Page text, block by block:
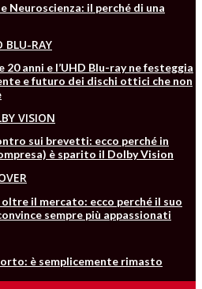
Neuroscienza: il perché di una
20 anni e l’UHD Blu-ray ne festeggia
e futuro dei dischi ottici che non
sui brevetti: ecco perché in
è sparito il Dolby Vision
il mercato: ecco perché il suo
sempre più appassionati
è semplicemente rimasto